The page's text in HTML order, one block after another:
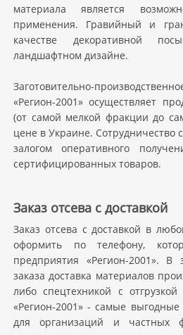
материала является
применения. Гравийный и
качестве декоративной
ландшафтном дизайне.
Заготовительно-
«Регион-2001» осуществляет
(от самой мелкой фракции до
цене в Украине. Сотрудничество
залогом оперативного
сертифицированных товаров.
Заказ отсева с доставкой
Заказ отсева с доставкой в
оформить по телефону,
предприятия «Регион-2001». В
заказа доставка материалов
либо спецтехникой с
«Регион-2001» - самые выгодные
для организаций и частных